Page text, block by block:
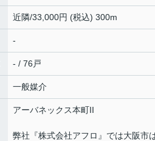
近隣/33,000円 (税込) 300m
-
- / 76戸
一般媒介
アーバネックス本町II
弊社『株式会社アフロ』では大阪市